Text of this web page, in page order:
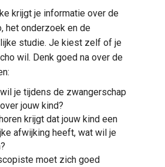
krijgt je informatie over de
het onderzoek en de
studie. Je kiest zelf of je
wil. Denk goed na over de
je tijdens de zwangerschap
jouw kind?
krijgt dat jouw kind een
afwijking heeft, wat wil je
moet zich goed